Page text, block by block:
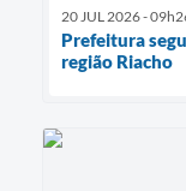
20 JUL 2026 -
Prefeitura
região Riacho